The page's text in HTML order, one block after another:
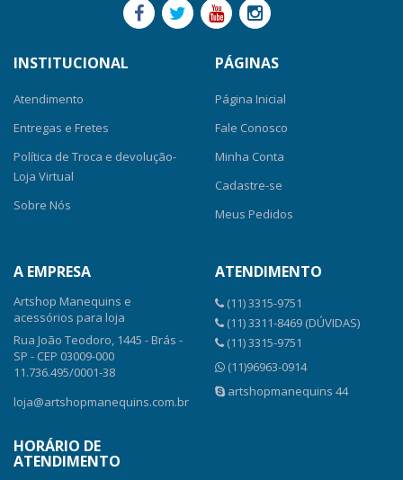
INSTITUCIONAL
Atendimento
Entregas e Fretes
Política de Troca e devolução-
Loja Virtual
Sobre Nós
PÁGINAS
Página Inicial
Fale Conosco
Minha Conta
Cadastre-se
Meus Pedidos
A EMPRESA
Artshop Manequins e
acessórios para loja
Rua João Teodoro, 1445 - Brás -
SP - CEP 03009-000
11.736.495/0001-38
loja@artshopmanequins.com.br
HORÁRIO DE
ATENDIMENTO
ATENDIMENTO
(11) 3315-9751
(11) 3311-8469 (DÚVIDAS)
(11) 3315-9751
(11)96963-0914
artshopmanequins 44